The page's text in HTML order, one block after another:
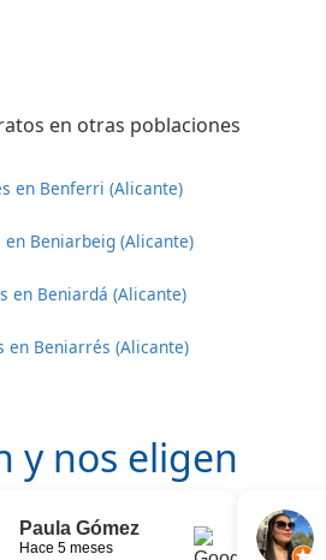
en otras poblaciones
en Benferri (Alicante)
en Beniarbeig (Alicante)
en Beniardá (Alicante)
en Beniarrés (Alicante)
y nos eligen
Paula Gómez
Hace 5 meses